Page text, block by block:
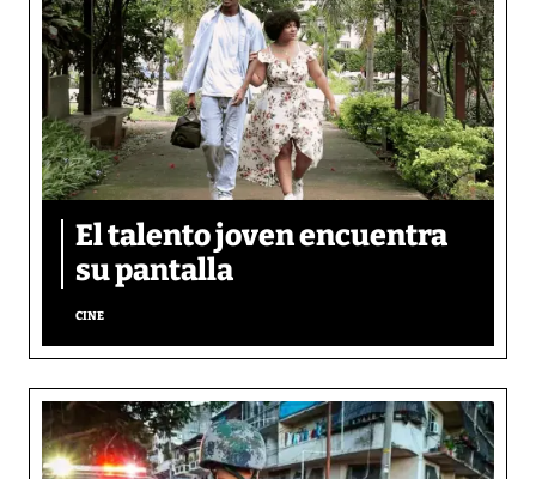
El talento joven encuentra
su pantalla​
CINE